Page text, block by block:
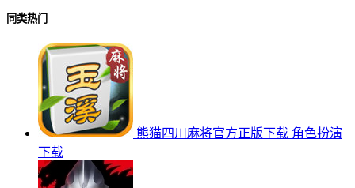
同类热门
熊猫四川麻将官方正版下载 角色扮演
下载